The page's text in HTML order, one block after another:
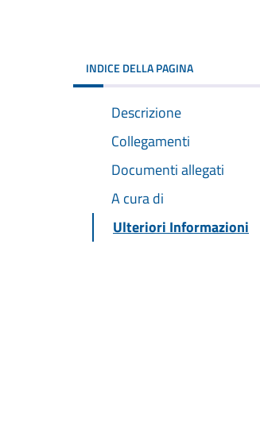
INDICE DELLA PAGINA
Descrizione
Collegamenti
Documenti allegati
A cura di
Ulteriori Informazioni